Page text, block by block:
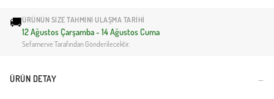
🚚ÜRÜNÜN SIZE TAHMINI ULAŞMA TARIHI
12 Ağustos Çarşamba - 14 Ağustos Cuma
Sefamerve Tarafından Gönderilecektir.
ÜRÜN DETAY